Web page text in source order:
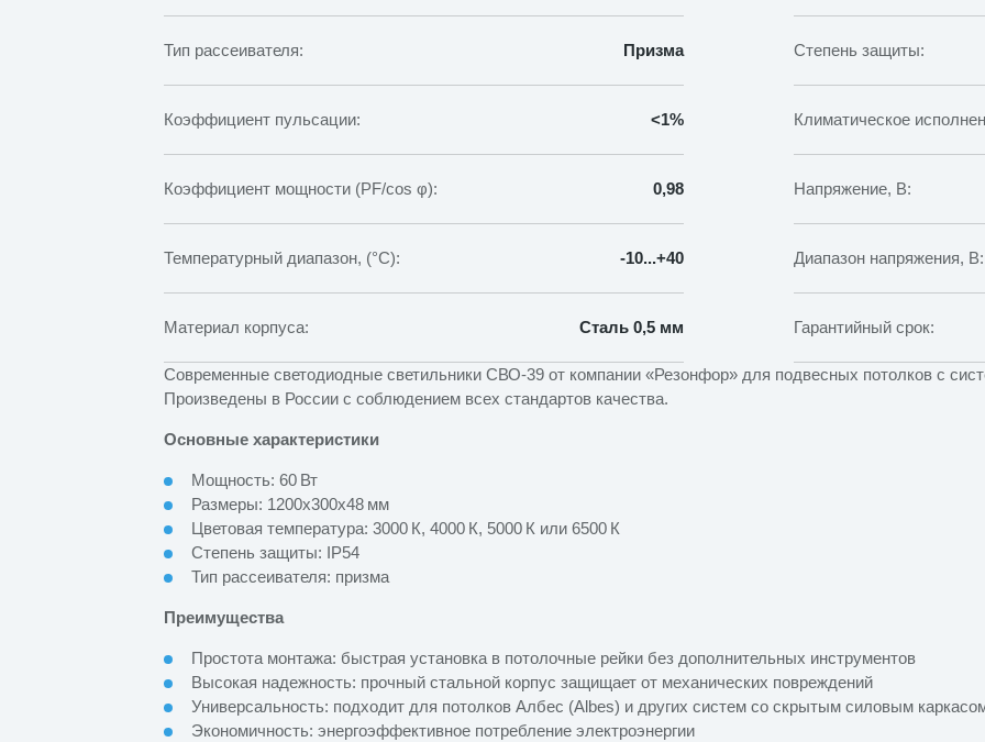
Тип рассеивателя: Призма Степень защиты:
Коэффициент пульсации: <1% Климатическое
Коэффициент мощности (PF/cos φ): 0,98 Напряжение, В:
Температурный диапазон, (°C): -10...+40 Диапазон напряжения, В:
Материал корпуса: Сталь 0,5 мм Гарантийный срок:
Современные светодиодные светильники СВО-39 от компании «Резонфор» для подвесных потолков с
Произведены в России с соблюдением всех стандартов качества.
Основные характеристики
Мощность: 60 Вт
Размеры: 1200х300х48 мм
Цветовая температура: 3000 К, 4000 К, 5000 К или 6500 К
Степень защиты: IP54
Тип рассеивателя: призма
Преимущества
Простота монтажа: быстрая установка в потолочные рейки без дополнительных инструментов
Высокая надежность: прочный стальной корпус защищает от механических повреждений
Универсальность: подходит для потолков Албес (Albes) и других систем со скрытым силовым
Экономичность: энергоэффективное потребление электроэнергии